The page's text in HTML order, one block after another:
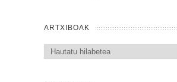
ARTXIBOAK
Artxiboak